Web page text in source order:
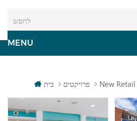
בית פרויקטים New